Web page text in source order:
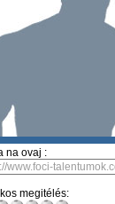
na ovaj :
megitélés: